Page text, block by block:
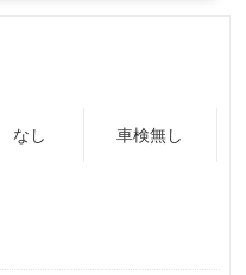
なし 車検無し